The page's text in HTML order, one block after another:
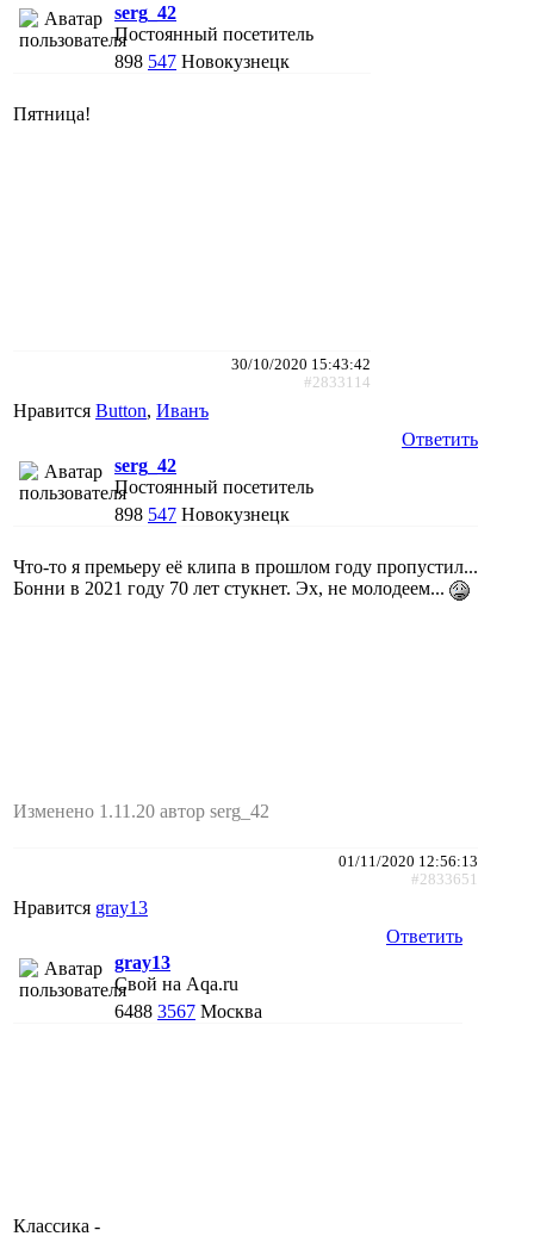
serg_42
Постоянный посетитель
898 547 Новокузнецк
Пятница!
30/10/2020 15:43:42
#2833114
Нравится Button, Иванъ
Ответить
serg_42
Постоянный посетитель
898 547 Новокузнецк
Что-то я премьеру её клипа в прошлом году пропустил...
Бонни в 2021 году 70 лет стукнет. Эх, не молодеем...
Изменено 1.11.20 автор serg_42
01/11/2020 12:56:13
#2833651
Нравится gray13
Ответить
gray13
Свой на Aqa.ru
6488 3567 Москва
Классика -